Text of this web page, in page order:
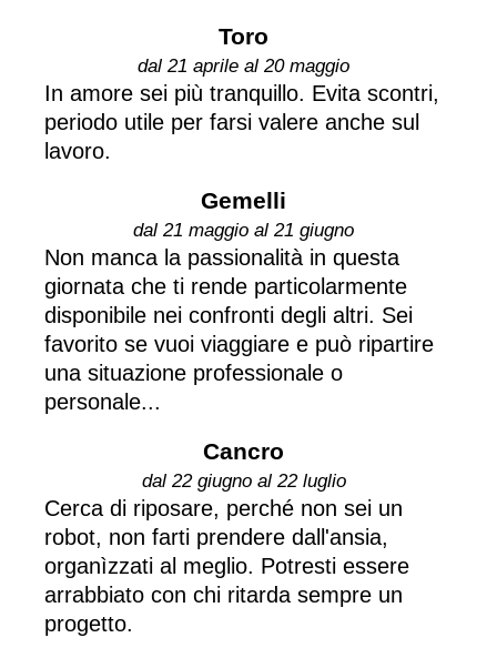
Toro
dal 21 aprile al 20 maggio
In amore sei più tranquillo. Evita scontri,
periodo utile per farsi valere anche sul
lavoro.
Gemelli
dal 21 maggio al 21 giugno
Non manca la passionalità in questa
giornata che ti rende particolarmente
disponibile nei confronti degli altri. Sei
favorito se vuoi viaggiare e può ripartire
una situazione professionale o
personale...
Cancro
dal 22 giugno al 22 luglio
Cerca di riposare, perché non sei un
robot, non farti prendere dall'ansia,
organìzzati al meglio. Potresti essere
arrabbiato con chi ritarda sempre un
progetto.